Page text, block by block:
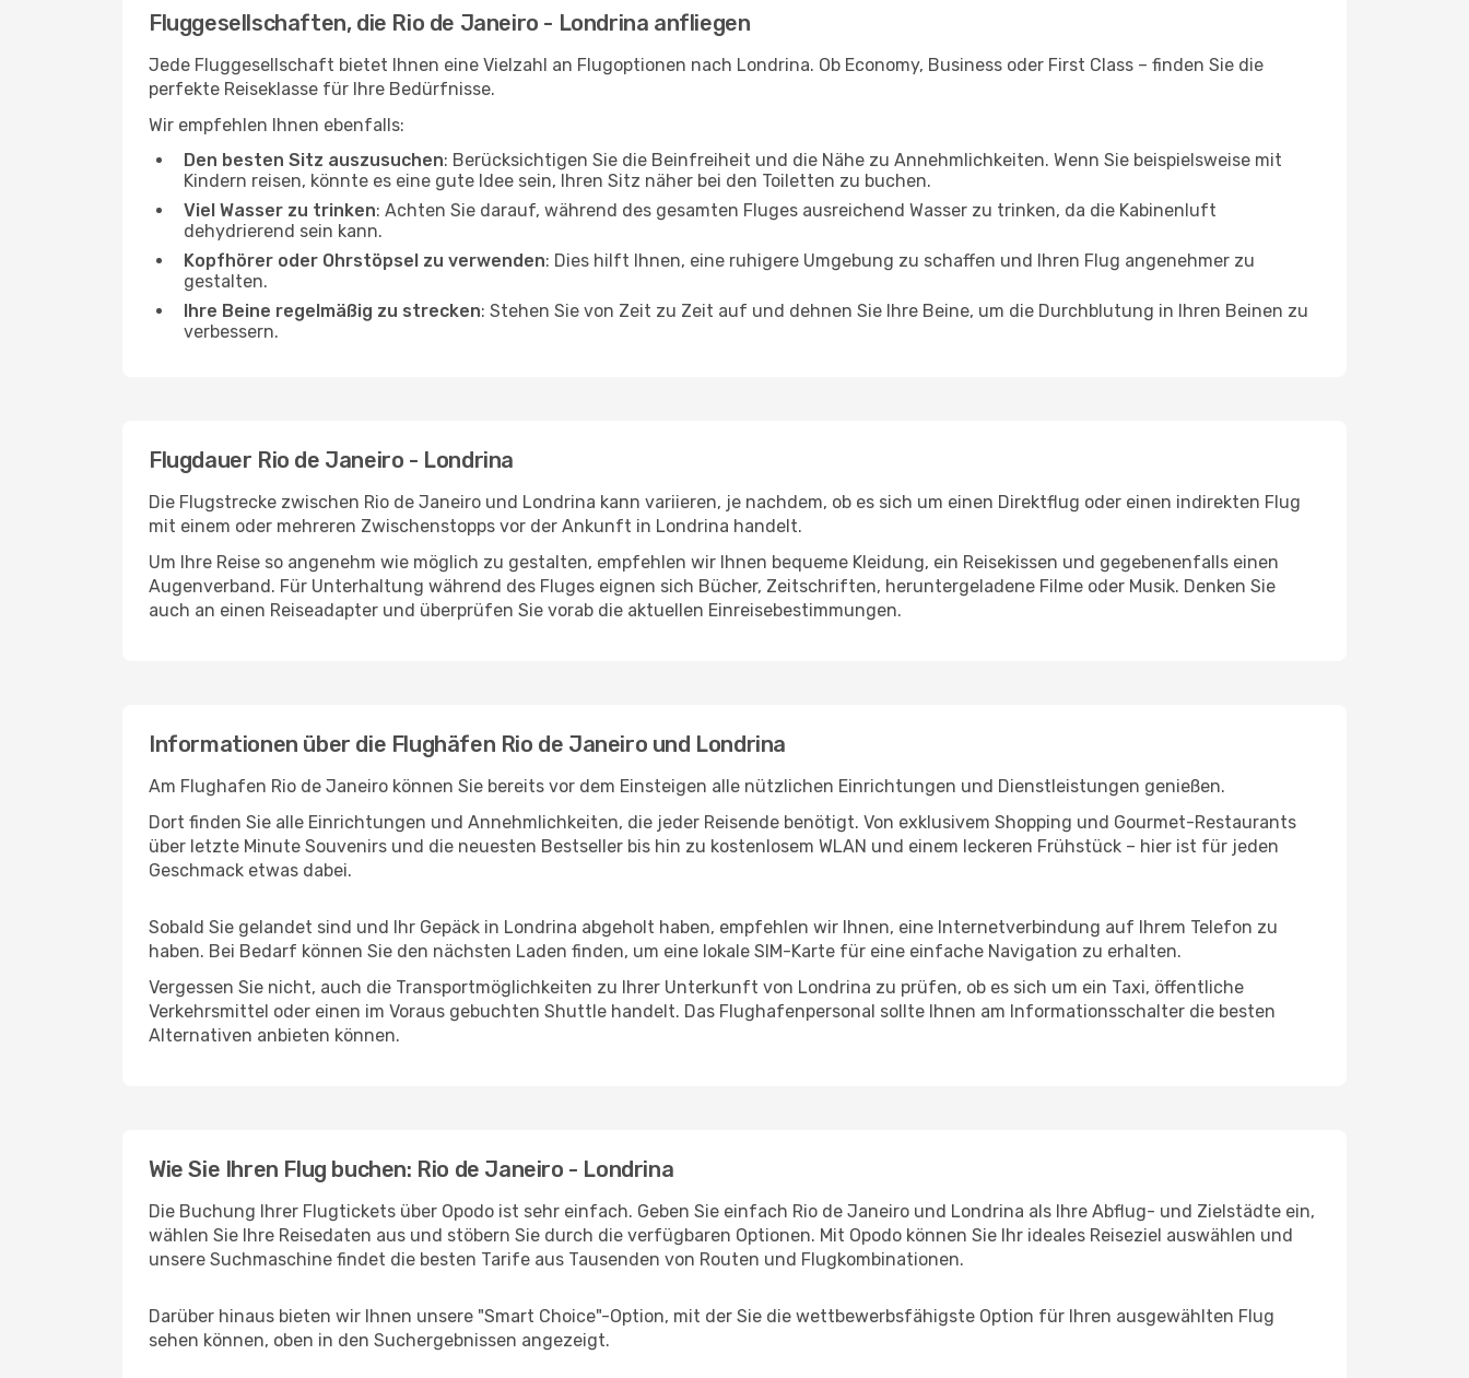
Fluggesellschaften, die Rio de Janeiro - Londrina anfliegen
Jede Fluggesellschaft bietet Ihnen eine Vielzahl an Flugoptionen nach Londrina. Ob Economy, Business oder First Class – finden Sie die
perfekte Reiseklasse für Ihre Bedürfnisse.
Wir empfehlen Ihnen ebenfalls:
Den besten Sitz auszusuchen: Berücksichtigen Sie die Beinfreiheit und die Nähe zu Annehmlichkeiten. Wenn Sie beispielsweise mit
Kindern reisen, könnte es eine gute Idee sein, Ihren Sitz näher bei den Toiletten zu buchen.
Viel Wasser zu trinken: Achten Sie darauf, während des gesamten Fluges ausreichend Wasser zu trinken, da die Kabinenluft
dehydrierend sein kann.
Kopfhörer oder Ohrstöpsel zu verwenden: Dies hilft Ihnen, eine ruhigere Umgebung zu schaffen und Ihren Flug angenehmer zu
gestalten.
Ihre Beine regelmäßig zu strecken: Stehen Sie von Zeit zu Zeit auf und dehnen Sie Ihre Beine, um die Durchblutung in Ihren Beinen zu
verbessern.
Flugdauer Rio de Janeiro - Londrina
Die Flugstrecke zwischen Rio de Janeiro und Londrina kann variieren, je nachdem, ob es sich um einen Direktflug oder einen indirekten Flug
mit einem oder mehreren Zwischenstopps vor der Ankunft in Londrina handelt.
Um Ihre Reise so angenehm wie möglich zu gestalten, empfehlen wir Ihnen bequeme Kleidung, ein Reisekissen und gegebenenfalls einen
Augenverband. Für Unterhaltung während des Fluges eignen sich Bücher, Zeitschriften, heruntergeladene Filme oder Musik. Denken Sie
auch an einen Reiseadapter und überprüfen Sie vorab die aktuellen Einreisebestimmungen.
Informationen über die Flughäfen Rio de Janeiro und Londrina
Am Flughafen Rio de Janeiro können Sie bereits vor dem Einsteigen alle nützlichen Einrichtungen und Dienstleistungen genießen.
Dort finden Sie alle Einrichtungen und Annehmlichkeiten, die jeder Reisende benötigt. Von exklusivem Shopping und Gourmet-Restaurants
über letzte Minute Souvenirs und die neuesten Bestseller bis hin zu kostenlosem WLAN und einem leckeren Frühstück – hier ist für jeden
Geschmack etwas dabei.
Sobald Sie gelandet sind und Ihr Gepäck in Londrina abgeholt haben, empfehlen wir Ihnen, eine Internetverbindung auf Ihrem Telefon zu
haben. Bei Bedarf können Sie den nächsten Laden finden, um eine lokale SIM-Karte für eine einfache Navigation zu erhalten.
Vergessen Sie nicht, auch die Transportmöglichkeiten zu Ihrer Unterkunft von Londrina zu prüfen, ob es sich um ein Taxi, öffentliche
Verkehrsmittel oder einen im Voraus gebuchten Shuttle handelt. Das Flughafenpersonal sollte Ihnen am Informationsschalter die besten
Alternativen anbieten können.
Wie Sie Ihren Flug buchen: Rio de Janeiro - Londrina
Die Buchung Ihrer Flugtickets über Opodo ist sehr einfach. Geben Sie einfach Rio de Janeiro und Londrina als Ihre Abflug- und Zielstädte ein,
wählen Sie Ihre Reisedaten aus und stöbern Sie durch die verfügbaren Optionen. Mit Opodo können Sie Ihr ideales Reiseziel auswählen und
unsere Suchmaschine findet die besten Tarife aus Tausenden von Routen und Flugkombinationen.
Darüber hinaus bieten wir Ihnen unsere "Smart Choice"-Option, mit der Sie die wettbewerbsfähigste Option für Ihren ausgewählten Flug
sehen können, oben in den Suchergebnissen angezeigt.